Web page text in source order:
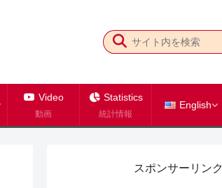
Video
動画
Statistics
統計情報
English
スポンサーリンク